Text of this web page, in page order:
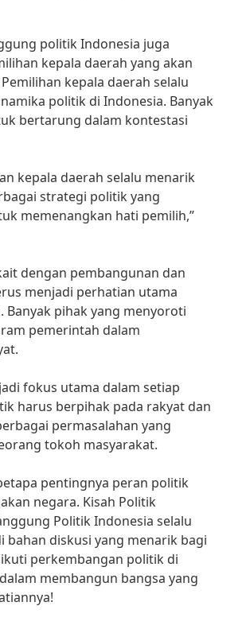
politik Indonesia juga
kepala daerah yang akan
kepala daerah selalu
politik di Indonesia. Banyak
bertarung dalam kontestasi
kepala daerah selalu menarik
strategi politik yang
memenangkan hati pemilih,”
dengan pembangunan dan
menjadi perhatian utama
pihak yang menyoroti
pemerintah dalam
fokus utama dalam setiap
harus berpihak pada rakyat dan
permasalahan yang
tokoh masyarakat.
pentingnya peran politik
negara. Kisah Politik
Politik Indonesia selalu
diskusi yang menarik bagi
perkembangan politik di
membangun bangsa yang